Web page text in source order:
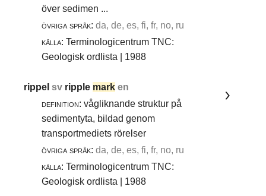
över sedimen ...
övriga språk: da, de, es, fi, fr, no, ru
källa: Terminologicentrum TNC:
Geologisk ordlista | 1988
rippelsv ripple mark en
definition: vågliknande struktur på
sedimentyta, bildad genom
transportmediets rörelser
övriga språk: da, de, es, fi, fr, no, ru
källa: Terminologicentrum TNC:
Geologisk ordlista | 1988